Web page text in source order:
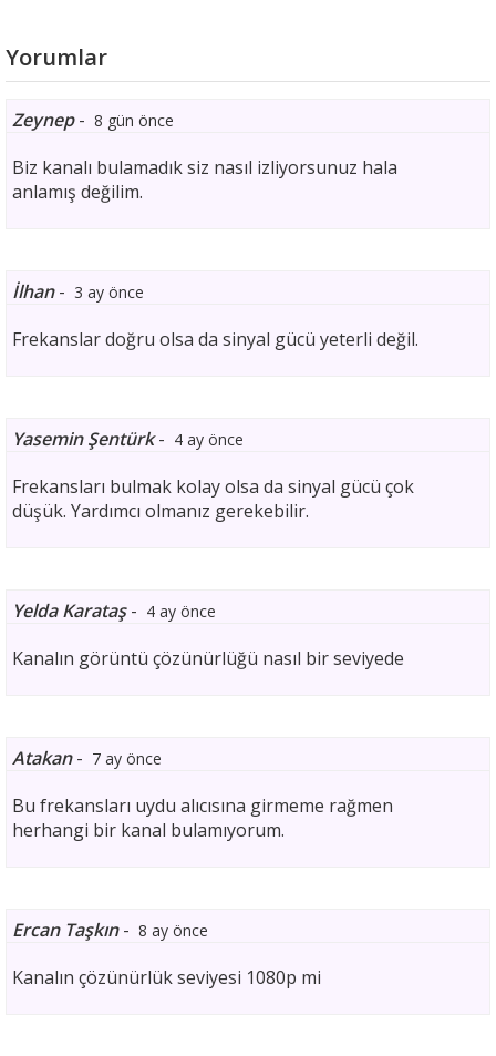
Yorumlar
Zeynep- 8 gün önce
Biz kanalı bulamadık siz nasıl izliyorsunuz hala
anlamış değilim.
İlhan- 3 ay önce
Frekanslar doğru olsa da sinyal gücü yeterli değil.
Yasemin Şentürk- 4 ay önce
Frekansları bulmak kolay olsa da sinyal gücü çok
düşük. Yardımcı olmanız gerekebilir.
Yelda Karataş- 4 ay önce
Kanalın görüntü çözünürlüğü nasıl bir seviyede
Atakan- 7 ay önce
Bu frekansları uydu alıcısına girmeme rağmen
herhangi bir kanal bulamıyorum.
Ercan Taşkın- 8 ay önce
Kanalın çözünürlük seviyesi 1080p mi